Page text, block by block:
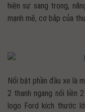
hiện sự sang trọng,
mạnh mẽ, cơ bắp của
Nổi bật phần đầu xe là
2 thanh ngang nối liền
logo Ford kích thước